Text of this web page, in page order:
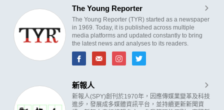
The Young Reporter
The Young Reporter (TYR) started as a newspaper
in 1969. Today, it is published across multiple
media platforms and updated constantly to bring
the latest news and analyses to its readers.
新報人
新報人(SPY)創刊於1970年，因應傳媒業變革及科技
進步，發展成多媒體資訊平台，並持續更新新聞資